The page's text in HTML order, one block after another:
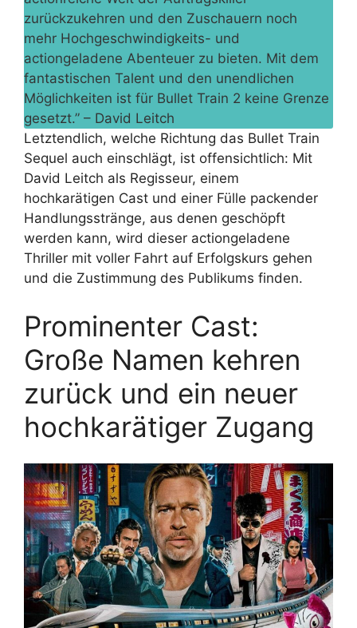
zurückzukehren und den Zuschauern noch
mehr Hochgeschwindigkeits- und
actiongeladene Abenteuer zu bieten. Mit dem
fantastischen Talent und den unendlichen
Möglichkeiten ist für Bullet Train 2 keine Grenze
gesetzt.” – David Leitch
Letztendlich, welche Richtung das Bullet Train
Sequel auch einschlägt, ist offensichtlich: Mit
David Leitch als Regisseur, einem
hochkarätigen Cast und einer Fülle packender
Handlungsstränge, aus denen geschöpft
werden kann, wird dieser actiongeladene
Thriller mit voller Fahrt auf Erfolgskurs gehen
und die Zustimmung des Publikums finden.
Prominenter Cast:
Große Namen kehren
zurück und ein neuer
hochkarätiger Zugang